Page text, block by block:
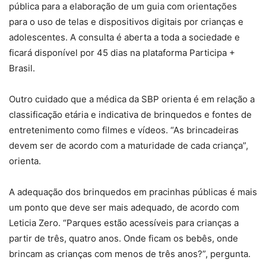
pública para a elaboração de um guia com orientações
para o uso de telas e dispositivos digitais por crianças e
adolescentes. A consulta é aberta a toda a sociedade e
ficará disponível por 45 dias na plataforma Participa +
Brasil.
Outro cuidado que a médica da SBP orienta é em relação a
classificação etária e indicativa de brinquedos e fontes de
entretenimento como filmes e vídeos. “As brincadeiras
devem ser de acordo com a maturidade de cada criança”,
orienta.
A adequação dos brinquedos em pracinhas públicas é mais
um ponto que deve ser mais adequado, de acordo com
Leticia Zero. “Parques estão acessíveis para crianças a
partir de três, quatro anos. Onde ficam os bebês, onde
brincam as crianças com menos de três anos?”, pergunta.